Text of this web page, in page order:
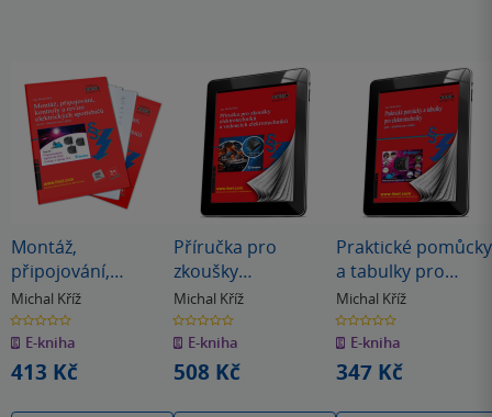
Montáž,
připojování,
kontroly a revize
elektrických
spotřebičů (sv. 118)
Michal Kříž
0.0
z
5
hvězdiček
E-kniha
413 Kč
Příručka pro
zkoušky
elektrotechniků a
vedoucích
elektrotechniků (sv.
121)
Michal Kříž
0.0
z
5
hvězdiček
E-kniha
508 Kč
Praktické pomůcky
a tabulky pro
elektrotechniky
120)
Michal Kříž
0.0
z
5
hvězdiček
E-kniha
347 Kč